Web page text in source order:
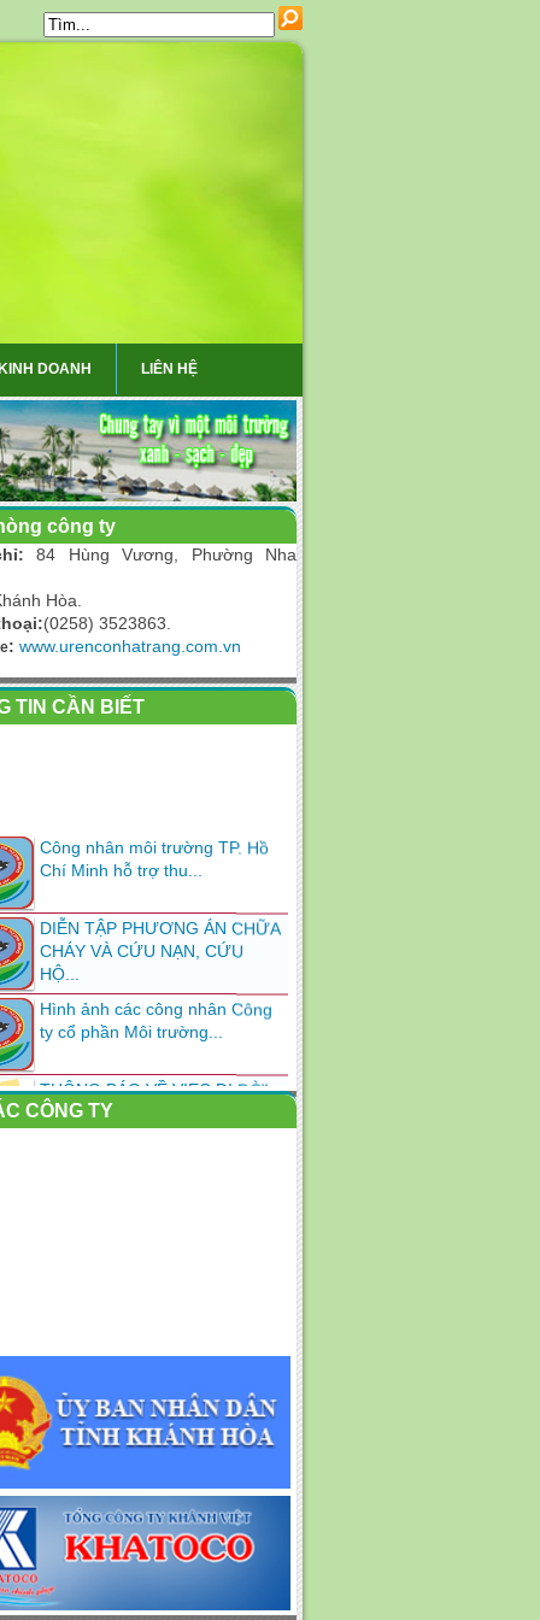
DOANH LIÊN HỆ
công ty
84 Hùng Vương, Phường Nha
Hòa.
(0258) 3523863.
: www.urenconhatrang.com.vn
TIN CẦN BIẾT
Chí Minh hỗ trợ thu...
CHÁY VÀ CỨU NẠN, CỨU
HỘ...
Hình ảnh các công nhân Công
ty cổ phần Môi trường...
THAY ĐỔI TRỤ SỞ LÀM
VIỆC...
Nỗ lực thu dọn rác dạt vào bờ
biển Nha Trang
thị nha Trang tham...
Thông báo tuyển dụng lao
CÔNG TY